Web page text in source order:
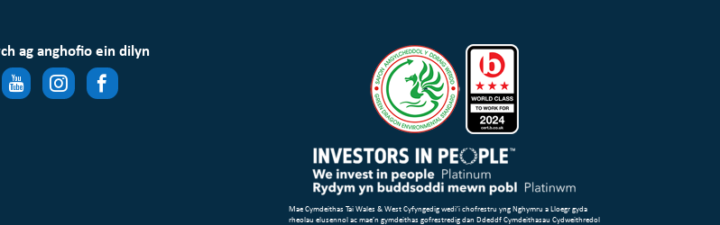
ag anghofio ein dilyn
Mae Cymdeithas Tai Wales & West Cyfyngedig wedi’i chofrestru yng Nghymru a Lloegr gyda
rheolau elusennol ac mae’n gymdeithas gofrestredig dan Ddeddf Cymdeithasau Cydweithredol